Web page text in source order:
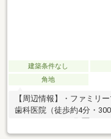
建築条件なし
角地
【周辺情報】・ファミリ
歯科医院（徒歩約4分・
450m）・ゆいレール小禄